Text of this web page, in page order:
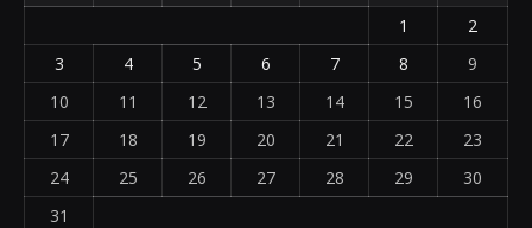
1
2
3
4 5 6 7 8
9
10
11 12 13 14 15
16
17
18 19 20 21 22
23
24
25 26 27 28 29
30
31